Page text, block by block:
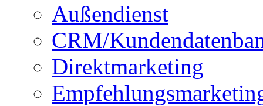
Außendienst
CRM/
Direktmarketing